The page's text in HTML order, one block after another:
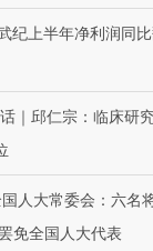
博
产
【特别呈现】
有意思的生活
纪上半年净利润同
｜邱仁宗：临床研
人大常委会：六名
免全国人大代表